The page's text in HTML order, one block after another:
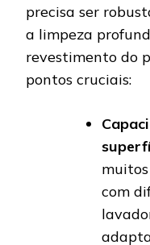
precisa ser
a limpeza
revestimento do
pontos cruciais:
com